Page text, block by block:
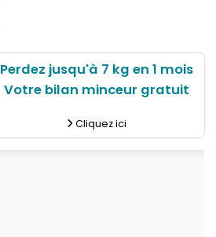
Perdez jusqu'à 7 kg en 1 mois
Votre bilan minceur gratuit
Cliquez ici